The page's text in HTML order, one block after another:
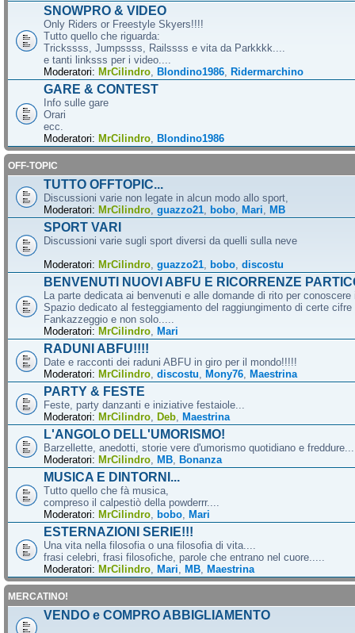
SNOWPRO & VIDEO
Only Riders or Freestyle Skyers!!!!
Tutto quello che riguarda:
Trickssss, Jumpssss, Railssss e vita da Parkkkk....
e tanti linksss per i video....
Moderatori: MrCilindro Blondino1986 Ridermarchino
GARE & CONTEST
Info sulle gare
Orari
ecc.
Moderatori: MrCilindro Blondino1986
OFF-TOPIC
TUTTO OFFTOPIC...
Discussioni varie non legate in alcun modo allo sport,
Moderatori: MrCilindro guazzo21 bobo Mari MB
SPORT VARI
Discussioni varie sugli sport diversi da quelli sulla neve
Moderatori: MrCilindro guazzo21 bobo discostu
BENVENUTI NUOVI ABFU E RICORRENZE
La parte dedicata ai benvenuti e alle domande di rito per
Spazio dedicato al festeggiamento del raggiungimento di certe cifre
Fankazzeggio e non solo.....
Moderatori: MrCilindro Mari
RADUNI ABFU!!!!
Date e racconti dei raduni ABFU in giro per il mondo!!!!!
Moderatori: MrCilindro discostu Mony76 Maestrina
PARTY & FESTE
Feste, party danzanti e iniziative festaiole...
Moderatori: MrCilindro Deb Maestrina
L'ANGOLO DELL'UMORISMO!
Barzellette, anedotti, storie vere d'umorismo quotidiano e
Moderatori: MrCilindro MB Bonanza
MUSICA E DINTORNI...
Tutto quello che fà musica,
compreso il calpestiò della powderrr....
Moderatori: MrCilindro bobo Mari
ESTERNAZIONI SERIE!!!
Una vita nella filosofia o una filosofia di vita....
frasi celebri, frasi filosofiche, parole che entrano nel cuore.....
Moderatori: MrCilindro Mari MB Maestrina
MERCATINO!
VENDO e COMPRO ABBIGLIAMENTO